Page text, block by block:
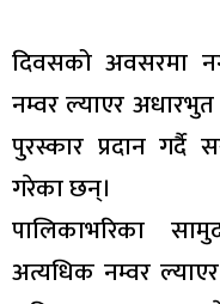
दिवसको अवसरमा
नम्वर ल्याएर
पुरस्कार प्रदान गर्दै
गरेका छन्।
पालिकाभरिका
अत्यधिक नम्वर ल्याएर